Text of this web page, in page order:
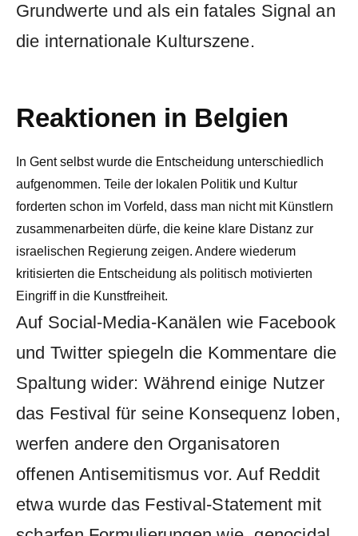
Grundwerte und als ein fatales Signal an
die internationale Kulturszene.
Reaktionen in Belgien
In Gent selbst wurde die Entscheidung unterschiedlich
aufgenommen. Teile der lokalen Politik und Kultur
forderten schon im Vorfeld, dass man nicht mit Künstlern
zusammenarbeiten dürfe, die keine klare Distanz zur
israelischen Regierung zeigen. Andere wiederum
kritisierten die Entscheidung als politisch motivierten
Eingriff in die Kunstfreiheit.
Auf Social-Media-Kanälen wie Facebook
und Twitter spiegeln die Kommentare die
Spaltung wider: Während einige Nutzer
das Festival für seine Konsequenz loben,
werfen andere den Organisatoren
offenen Antisemitismus vor. Auf Reddit
etwa wurde das Festival-Statement mit